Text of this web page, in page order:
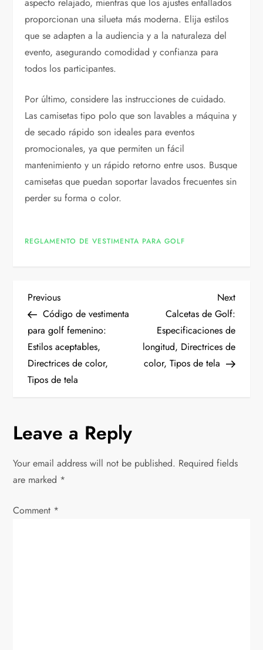
proporcionan una silueta más moderna. Elija estilos
que se adapten a la audiencia y a la naturaleza del
evento, asegurando comodidad y confianza para
todos los participantes.
Por último, considere las instrucciones de cuidado.
Las camisetas tipo polo que son lavables a máquina y
de secado rápido son ideales para eventos
promocionales, ya que permiten un fácil
mantenimiento y un rápido retorno entre usos. Busque
camisetas que puedan soportar lavados frecuentes sin
perder su forma o color.
REGLAMENTO DE VESTIMENTA PARA GOLF
P
o
s
t
a
v
g
Previous
Post
Previous
Código de vestimenta
para golf femenino:
Estilos aceptables,
Directrices de color,
Tipos de tela
Next
Post
Next
Calcetas de Golf:
Especificaciones de
longitud, Directrices de
color, Tipos de tela
Leave a Reply
Your email address will not be published. Required fields
are marked *
Comment *